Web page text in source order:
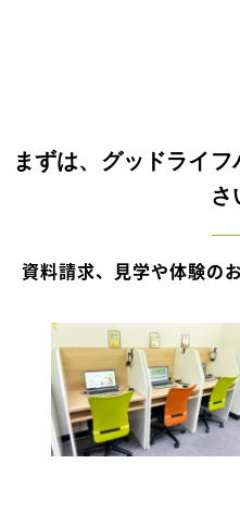
まずは、グッドライ
さ
資料請求、見学や体験の